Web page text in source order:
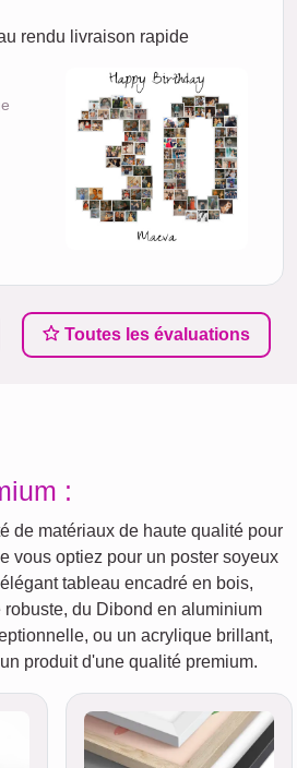
rendu livraison rapide
Toutes les évaluations
:
de matériaux de haute qualité pour
vous optiez pour un poster soyeux
tableau encadré en bois,
du Dibond en aluminium
ou un acrylique brillant,
produit d'une qualité premium.